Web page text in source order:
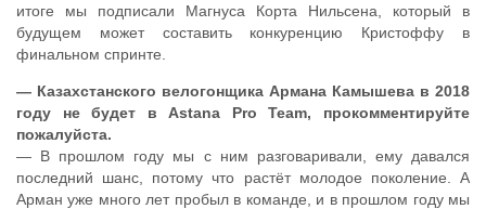
итоге мы подписали Магнуса Корта Нильсена, который в
будущем может составить конкуренцию Кристоффу в
финальном спринте.
— Казахстанского велогонщика Армана Камышева в 2018
году не будет в Astana Pro Team, прокомментируйте
пожалуйста.
— В прошлом году мы с ним разговаривали, ему давался
последний шанс, потому что растёт молодое поколение. А
Арман уже много лет пробыл в команде, и в прошлом году мы